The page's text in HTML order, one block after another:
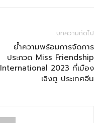
บทความถัดไป
ย้ำความพร้อมการจัดการ
ประกวด Miss Friendship
International 2023 ที่เมือง
เฉิงตู ประเทศจีน